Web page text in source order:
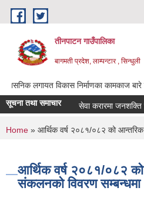
Skip to main content
तीनपाटन गाउँपालिका
बागमती प्रदेश, लाम्पन्टार , सिन्धुली
लगायत विकास निर्माणका कामकाज बारे कुनै
सूचना तथा समाचार
सेवा करारमा जनशक्ति
You are here
Home » आर्थिक वर्ष २०८१/०८२ को
आर्थिक वर्ष २०८१/०८२
संकलनको विवरण